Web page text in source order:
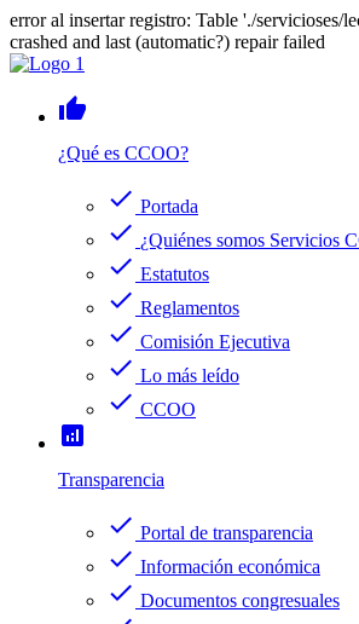
error al insertar registro: Table './servicioses/
crashed and last (automatic?) repair failed
thumb_up
¿Qué es CCOO?
check Portada
check ¿Quiénes somos Servicios
check Estatutos
check Reglamentos
check Comisión Ejecutiva
check Lo más leído
check CCOO
analytics
Transparencia
check Portal de transparencia
check Información económica
check Documentos congresuales